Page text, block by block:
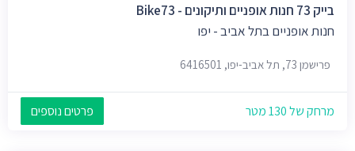
בייק 73 חנות אופניים ותיקונים - Bike73
חנות אופניים בתל אביב - יפו
פרישמן 73, תל אביב-יפו, 6416501
מרחק של 130 מטר פרטים נוספים